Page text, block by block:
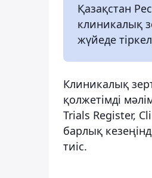
Қазақстан
клиникалық
жүйеде
Клиникалық
қолжетімді
Trials Register,
барлық
тиіс.